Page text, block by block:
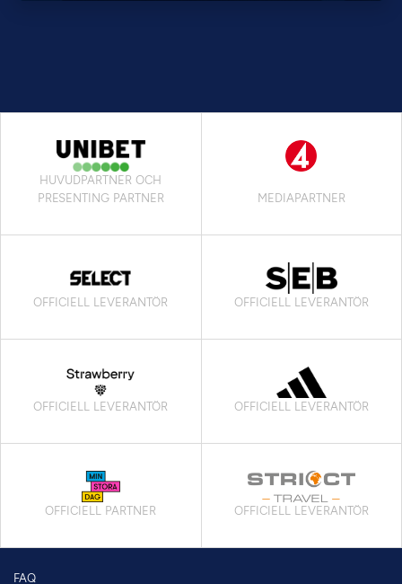
HUVUDPARTNER OCH
PRESENTING PARTNER
MEDIAPARTNER
OFFICIELL LEVERANTÖR OFFICIELL LEVERANTÖR
OFFICIELL LEVERANTÖR OFFICIELL LEVERANTÖR
OFFICIELL PARTNER OFFICIELL LEVERANTÖR
FAQ